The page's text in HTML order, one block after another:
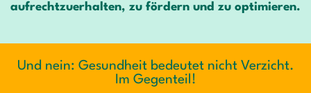
aufrechtzuerhalten, zu fördern und zu optimieren.
Und nein: Gesundheit bedeutet nicht Verzicht.
Im Gegenteil!